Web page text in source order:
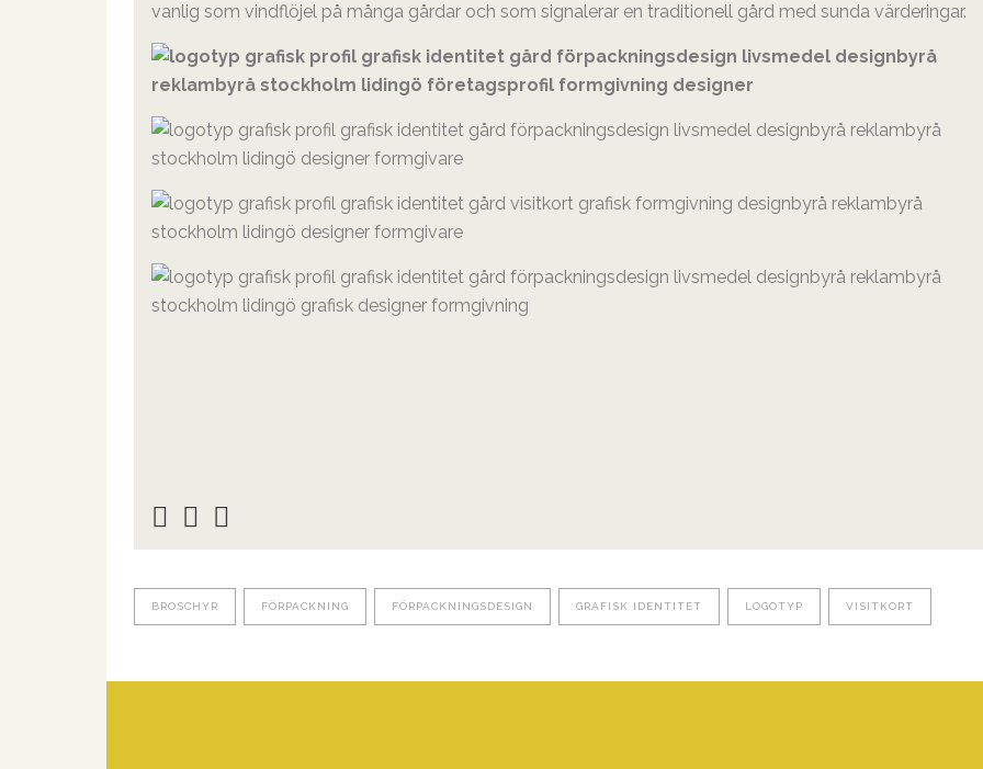
vanlig som vindflöjel på många gårdar och som signalerar en traditionell gård med sunda värderingar.
BROSCHYR FÖRPACKNING FÖRPACKNINGSDESIGN GRAFISK IDENTITET LOGOTYP VISITKORT